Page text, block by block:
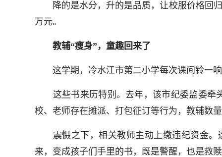
降的是水分，升的是品质，让校服价格回归
万元。
教辅“瘦身”，童趣回来了
这学期，冷水江市第二小学每次课间铃一响
这些书来历特别。去年，该市纪委监委牵头
校、老师存在摊派、打包征订等行为，教辅数
震慑之下，相关教师主动上缴违纪资金。
来，变成孩子们手里的书，既是警醒，也是救